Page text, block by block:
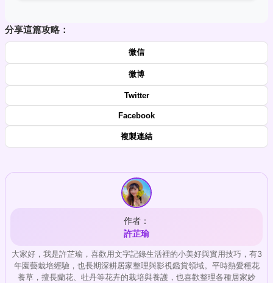
分享這篇攻略：
微信
微博
Twitter
Facebook
複製連結
作者：
許芷瑜
大家好，我是許芷瑜，喜歡用文字記錄生活裡的小美好與實用技巧，有3
年園藝栽培經驗，也長期深耕居家整理與影視鑑賞領域。平時熱愛種花
養草，擅長蘭花、牡丹等花卉的栽培與養護，也喜歡整理各種居家妙